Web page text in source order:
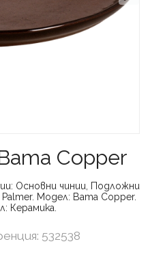
Copper
Основни чинии, Подложни
Palmer. Модел: Bama Copper.
Керамика.
532538